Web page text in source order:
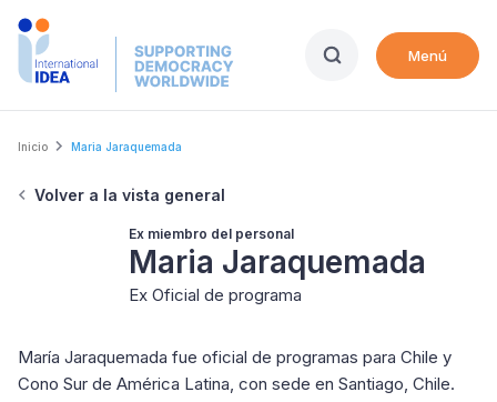
Skip
Menú
Breadcrumb
Inicio Maria Jaraquemada
Volver a la vista general
Ex miembro del personal
Maria Jaraquemada
Ex Oficial de programa
María Jaraquemada fue oficial de programas para Chile y
Cono Sur de América Latina, con sede en Santiago, Chile.